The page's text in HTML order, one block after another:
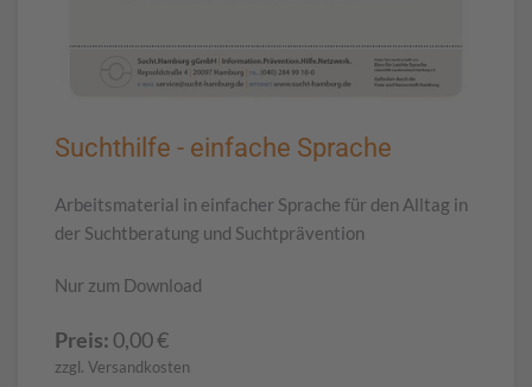
Suchthilfe - einfache Sprache
Arbeitsmaterial in einfacher Sprache für den Alltag in
der Suchtberatung und Suchtprävention
Nur zum Download
Preis: 0,00€
zzgl. Versandkosten